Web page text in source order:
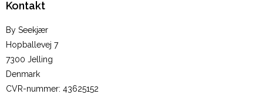
Kontakt
By Seekjær
Hopballevej 7
7300 Jelling
Denmark
CVR-nummer: 43625152